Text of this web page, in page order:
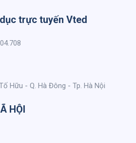
trực tuyến Vted
Hữu - Q. Hà Đông - Tp. Hà Nội
HỘI